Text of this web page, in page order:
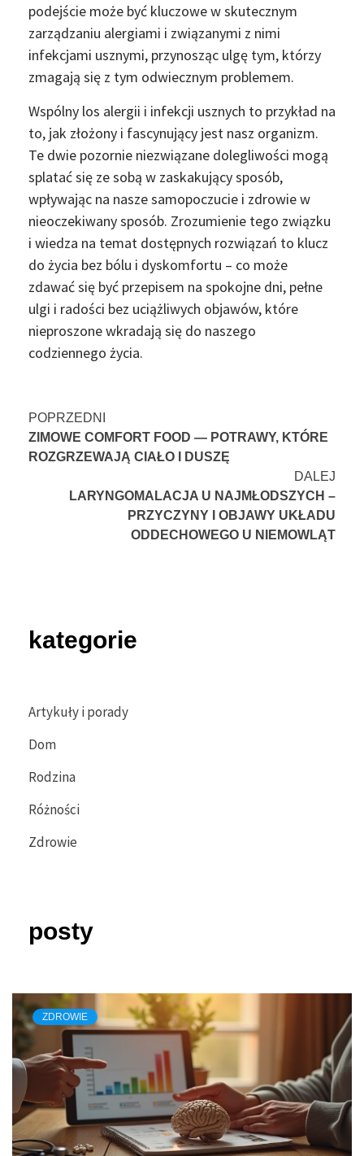
podejście może być kluczowe w skutecznym
zarządzaniu alergiami i związanymi z nimi
infekcjami usznymi, przynosząc ulgę tym, którzy
zmagają się z tym odwiecznym problemem.
Wspólny los alergii i infekcji usznych to przykład na
to, jak złożony i fascynujący jest nasz organizm.
Te dwie pozornie niezwiązane dolegliwości mogą
splatać się ze sobą w zaskakujący sposób,
wpływając na nasze samopoczucie i zdrowie w
nieoczekiwany sposób. Zrozumienie tego związku
i wiedza na temat dostępnych rozwiązań to klucz
do życia bez bólu i dyskomfortu – co może
zdawać się być przepisem na spokojne dni, pełne
ulgi i radości bez uciążliwych objawów, które
nieproszone wkradają się do naszego
codziennego życia.
Nawigacja
wpisu
POPRZEDNI
ZIMOWE COMFORT FOOD — POTRAWY, KTÓRE
ROZGRZEWAJĄ CIAŁO I DUSZĘ
DALEJ
LARYNGOMALACJA U NAJMŁODSZYCH –
PRZYCZYNY I OBJAWY UKŁADU
ODDECHOWEGO U NIEMOWLĄT
kategorie
Artykuły i porady
Dom
Rodzina
Różności
Zdrowie
posty
ZDROWIE